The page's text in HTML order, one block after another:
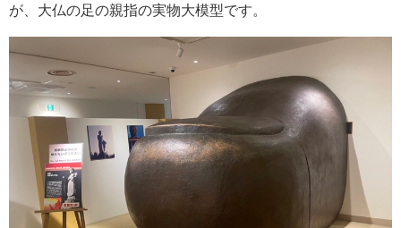
が、大仏の足の親指の実物大模型です。